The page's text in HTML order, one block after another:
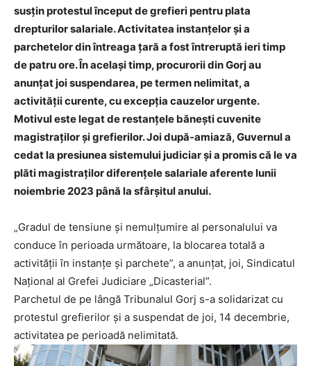
susțin protestul început de grefieri pentru plata
drepturilor salariale. Activitatea instanțelor și a
parchetelor din întreaga țară a fost întreruptă ieri timp
de patru ore. În același timp, procurorii din Gorj au
anunțat joi suspendarea, pe termen nelimitat, a
activităţii curente, cu excepţia cauzelor urgente.
Motivul este legat de restanțele bănești cuvenite
magistraților și grefierilor. Joi după-amiază, Guvernul a
cedat la presiunea sistemului judiciar și a promis că le va
plăti magistraților diferențele salariale aferente lunii
noiembrie 2023 până la sfârșitul anului.
„Gradul de tensiune și nemulțumire al personalului va
conduce în perioada următoare, la blocarea totală a
activității în instanțe și parchete”, a anunțat, joi, Sindicatul
Naţional al Grefei Judiciare „Dicasterial”.
Parchetul de pe lângă Tribunalul Gorj s-a solidarizat cu
protestul grefierilor și a suspendat de joi, 14 decembrie,
activitatea pe perioadă nelimitată.